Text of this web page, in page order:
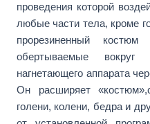
проведения которой
любые части тела, кроме
прорезиненный костюм
обертываемые
нагнетающего аппарата
Он расширяет
голени, колени, бедра и